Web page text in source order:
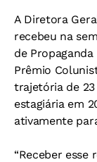
A Diretora
recebeu na
de
Prêmio
trajetória de 23
estagiária em
ativamente
“Receber esse